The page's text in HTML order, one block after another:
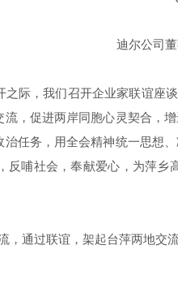
迪尔公司
际，我们召开企业家联谊座
，促进两岸同胞心灵契合，
任务，用全会精神统一思想
哺社会，奉献爱心，为萍
，通过联谊，架起台萍两地